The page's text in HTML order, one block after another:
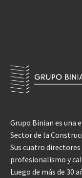
Grupo Binian es una
Sector de la
Sus cuatro
profesionalismo y
Luego de más de 30